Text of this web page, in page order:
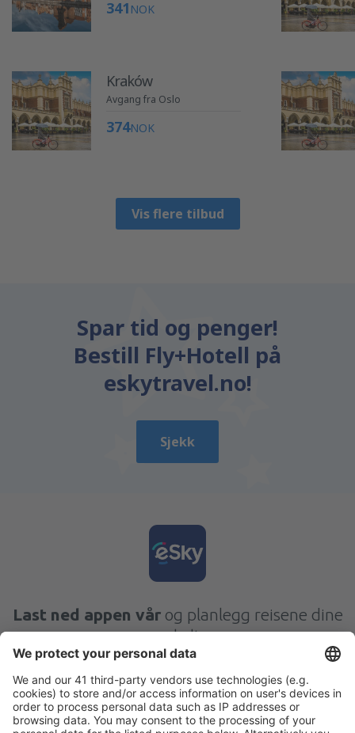
341 NOK
Kraków
Avgang fra Oslo
374NOK
Vis flere tilbud
Spar tid og penger!
Bestill Fly+Hotell på
eskytravel.no!
Sjekk
Last ned appen vår og planlegg reisene dine
enkelt